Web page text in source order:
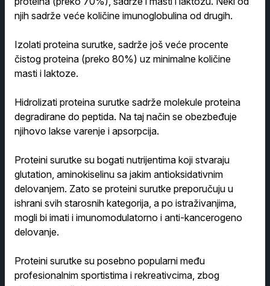
njih sadrže veće količine imunoglobulina od drugih.
Izolati proteina surutke, sadrže još veće procente
čistog proteina (preko 80%) uz minimalne količine
masti i laktoze.
Hidrolizati proteina surutke sadrže molekule proteina
degradirane do peptida. Na taj način se obezbeđuje
njihovo lakse varenje i apsorpcija.
Proteini surutke su bogati nutrijentima koji stvaraju
glutation, aminokiselinu sa jakim antioksidativnim
delovanjem. Zato se proteini surutke preporučuju u
ishrani svih starosnih kategorija, a po istraživanjima,
mogli bi imati i imunomodulatorno i anti-kancerogeno
delovanje.
Proteini surutke su posebno popularni među
profesionalnim sportistima i rekreativcima, zbog